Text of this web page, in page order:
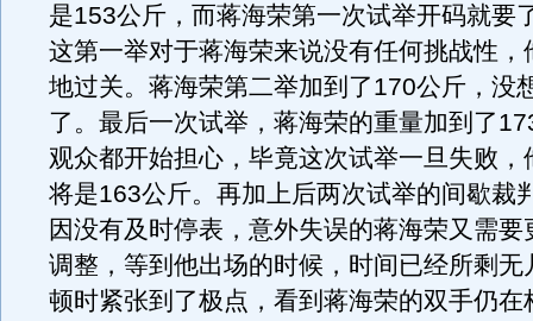
是153公斤，而蒋海荣第一次试举开码就要
这第一举对于蒋海荣来说没有任何挑战性，
地过关。蒋海荣第二举加到了170公斤，没
了。最后一次试举，蒋海荣的重量加到了
观众都开始担心，毕竟这次试举一旦失败，
将是163公斤。再加上后两次试举的间歇裁
因没有及时停表，意外失误的蒋海荣又需要
调整，等到他出场的时候，时间已经所剩无
顿时紧张到了极点，看到蒋海荣的双手仍在